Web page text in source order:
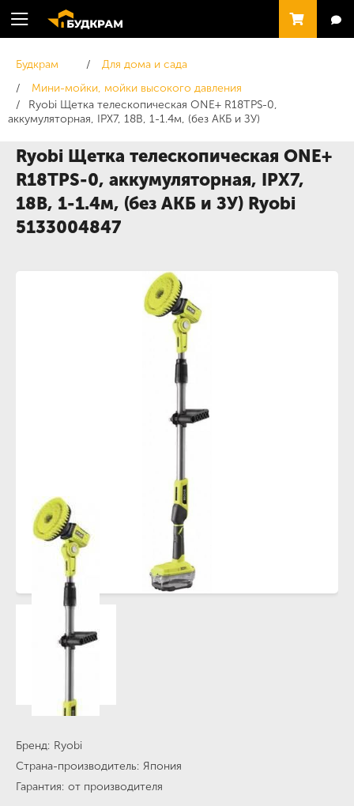
Будкрам
Для дома и сада
Мини-мойки, мойки высокого давления
Ryobi Щетка телескопическая ONE+ R18TPS-0,
аккумуляторная, IPX7, 18В, 1-1.4м, (без АКБ и ЗУ)
Ryobi Щетка телескопическая ONE+
R18TPS-0, аккумуляторная, IPX7,
18В, 1-1.4м, (без АКБ и ЗУ) Ryobi
5133004847
Бренд Ryobi
Страна-производитель Япония
Гарантия от производителя